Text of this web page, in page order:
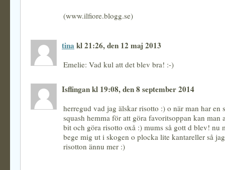
(www.ilfiore.blogg.se)
tina kl 21:26, den 12 maj 2013
Emelie: Vad kul att det blev bra! :-)
Isflingan kl 19:08, den 8 september 2014
herregud vad jag älskar risotto :) o när man har en
squash hemma för att göra favoritsoppan kan man
bit och göra risotto oxå :) mums så gott d blev! nu
bege mig ut i skogen o plocka lite kantareller så
risotton ännu mer :)